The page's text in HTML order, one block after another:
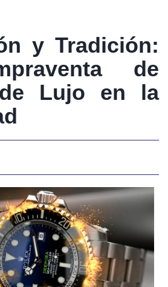
y Tradición:
de
Lujo en la